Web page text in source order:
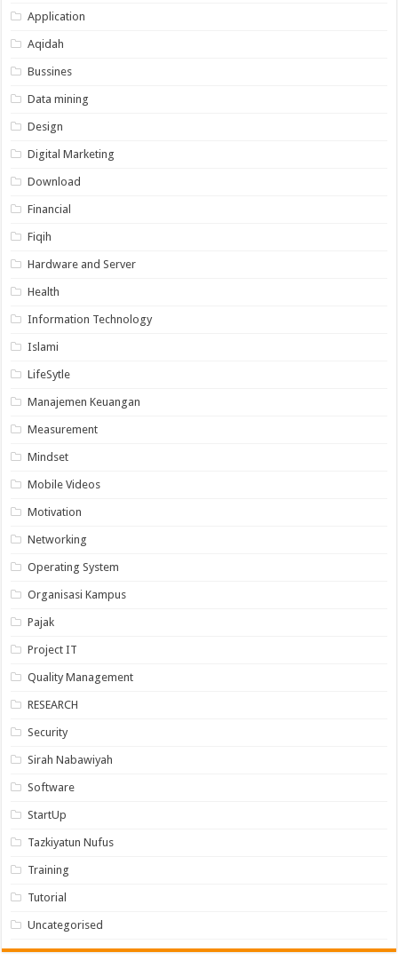
Application
Aqidah
Bussines
Data mining
Design
Digital Marketing
Download
Financial
Fiqih
Hardware and Server
Health
Information Technology
Islami
LifeSytle
Manajemen Keuangan
Measurement
Mindset
Mobile Videos
Motivation
Networking
Operating System
Organisasi Kampus
Pajak
Project IT
Quality Management
RESEARCH
Security
Sirah Nabawiyah
Software
StartUp
Tazkiyatun Nufus
Training
Tutorial
Uncategorised